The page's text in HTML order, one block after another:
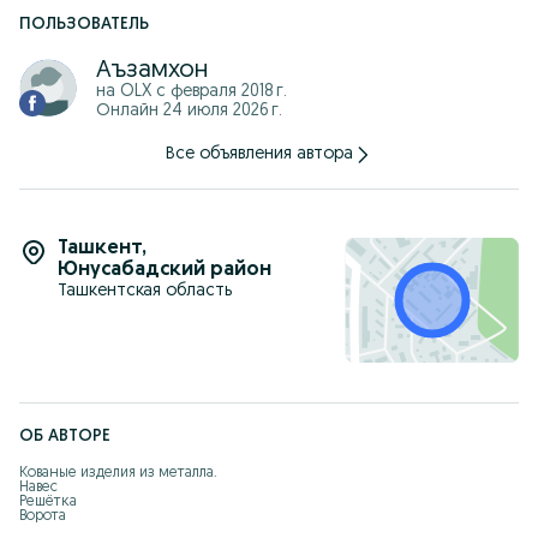
ПОЛЬЗОВАТЕЛЬ
Аъзамхон
на OLX с февраля 2018 г.
Онлайн 24 июля 2026 г.
Все объявления автора
Ташкент,
Юнусабадский район
Ташкентская область
ОБ АВТОРЕ
Кованые изделия из металла.
Навес
Решётка
Ворота